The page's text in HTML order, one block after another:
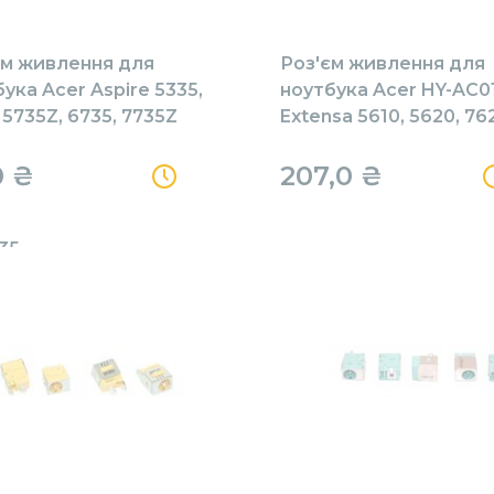
живлення для
Acer Aspire 5335,
6735, 7735Z
7620G, 7620z
EX7620-4498
₴
Роз'єм живлення для
ноутбука Acer HY-
Extensa 5610, 5620,
207,0 ₴